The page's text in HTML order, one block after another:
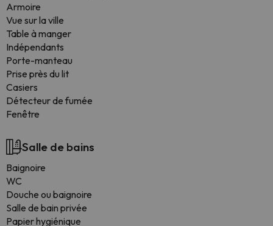
Armoire
Vue sur la ville
Table à manger
Indépendants
Porte-manteau
Prise près du lit
Casiers
Détecteur de fumée
Fenêtre
Salle de bains
Baignoire
WC
Douche ou baignoire
Salle de bain privée
Papier hygiénique